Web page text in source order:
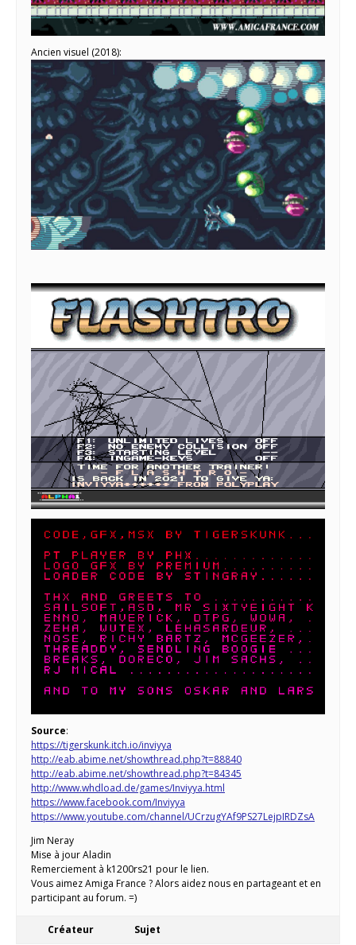
Ancien visuel (2018):
Source:
https://tigerskunk.itch.io/inviyya
http://eab.abime.net/showthread.php?t=88840
http://eab.abime.net/showthread.php?t=84345
http://www.whdload.de/games/Inviyya.html
https://www.facebook.com/Inviyya
https://www.youtube.com/channel/UCrzugYAf9PS27LejpIRDZsA
Jim Neray
Mise à jour Aladin
Remerciement à k1200rs21 pour le lien.
Vous aimez Amiga France ? Alors aidez nous en partageant et en
participant au forum. =)
Créateur Sujet